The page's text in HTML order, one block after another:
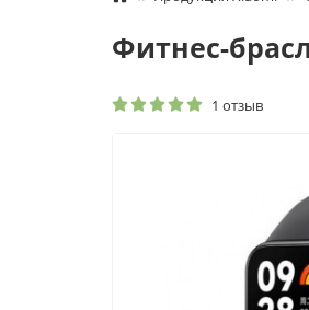
Фитнес-
1 отзыв